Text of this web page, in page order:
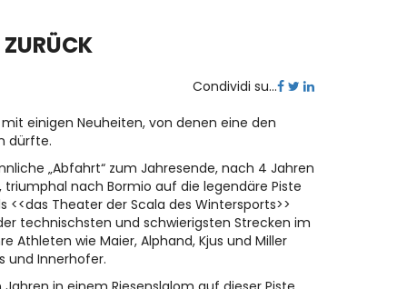
Condividi su...
einigen Neuheiten, von denen eine den
dürfte.
„Abfahrt“ zum Jahresende, nach 4 Jahren
nach Bormio auf die legendäre Piste
<<das Theater der Scala des Wintersports>>
technischsten und schwierigsten Strecken im
Athleten wie Maier, Alphand, Kjus und Miller
und Innerhofer.